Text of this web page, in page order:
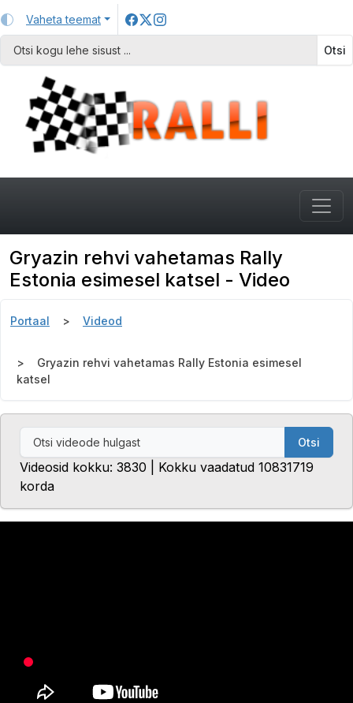
Vaheta teemat
Otsi
Gryazin rehvi vahetamas Rally
Estonia esimesel katsel - Video
Portaal Videod
Gryazin rehvi vahetamas Rally Estonia esimesel
katsel
Otsi
Videosid kokku: 3830 | Kokku vaadatud 10831719
korda